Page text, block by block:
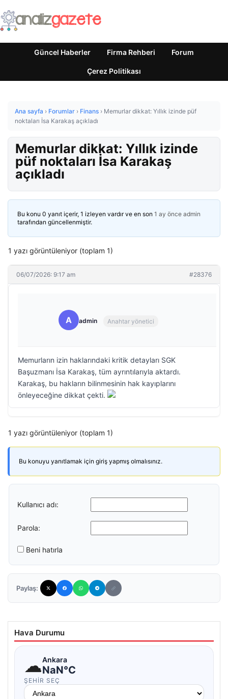
Güncel Haberler Firma Rehberi Forum
Çerez Politikası
Ana sayfa › Forumlar › Finans › Memurlar dikkat: Yıllık izinde püf
noktaları İsa Karakaş açıkladı
Memurlar dikkat: Yıllık izinde
püf noktaları İsa Karakaş
açıkladı
Bu konu 0 yanıt içerir, 1 izleyen vardır ve en son 1 ay önce admin
tarafından güncellenmiştir.
1 yazı görüntüleniyor (toplam 1)
06/07/2026: 9:17 am #28376
A admin Anahtar yönetici
Memurların izin haklarındaki kritik detayları SGK
Başuzmanı İsa Karakaş, tüm ayrıntılarıyla aktardı.
Karakaş, bu hakların bilinmesinin hak kayıplarını
önleyeceğine dikkat çekti.
1 yazı görüntüleniyor (toplam 1)
Bu konuyu yanıtlamak için giriş yapmış olmalısınız.
Kullanıcı adı:
Parola:
Beni hatırla
Paylaş:
Hava Durumu
☁Ankara
NaN°C
ŞEHIR SEÇ